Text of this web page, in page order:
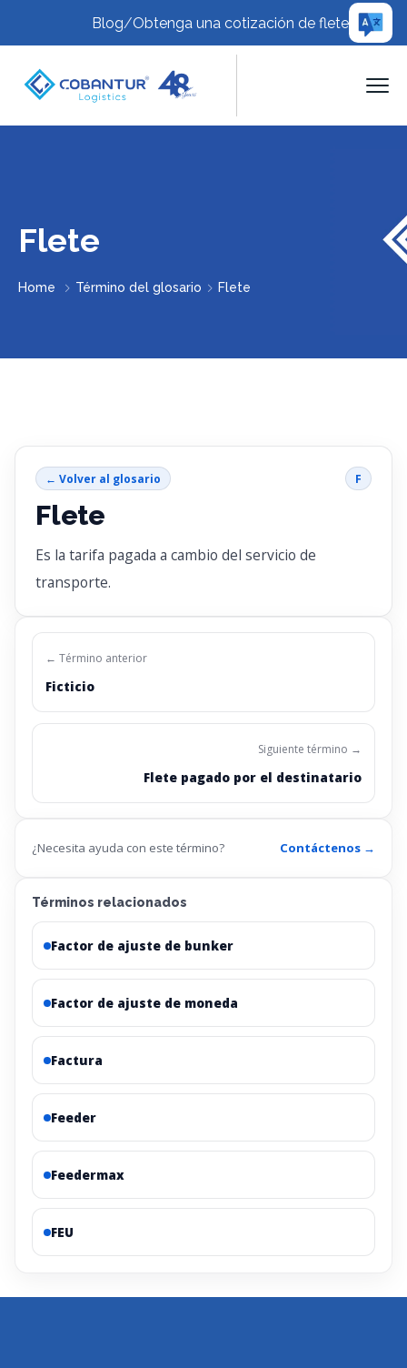
Blog/Obtenga una cotización de flete
Flete
Home Término del glosario Flete
← Volver al glosario F
Flete
Es la tarifa pagada a cambio del servicio de
transporte.
← Término anterior
Ficticio
Siguiente término →
Flete pagado por el destinatario
¿Necesita ayuda con este término? Contáctenos →
Términos relacionados
Factor de ajuste de bunker
Factor de ajuste de moneda
Factura
Feeder
Feedermax
FEU